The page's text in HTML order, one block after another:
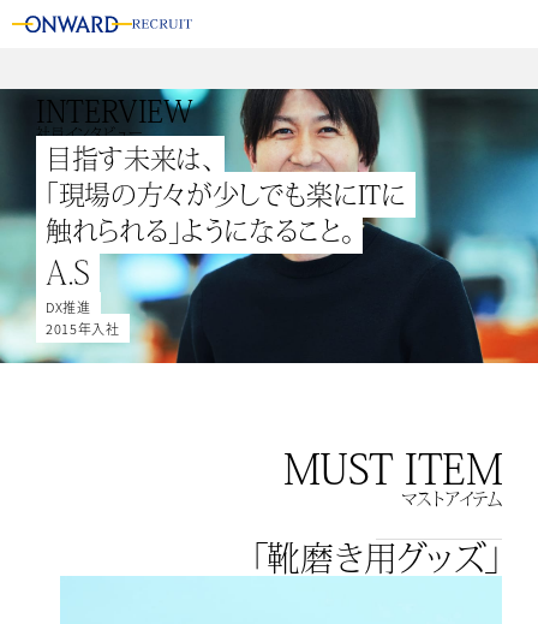
INTERVIEW
社員インタビュー
目指す未来は、
「現場の方々が少しでも楽にITに
触れられる」ようになること。
A.S
DX推進
2015年入社
MUST ITEM
マストアイテム
「靴磨き用グッズ」